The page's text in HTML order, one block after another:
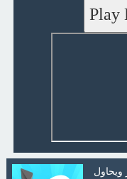
ويحاول